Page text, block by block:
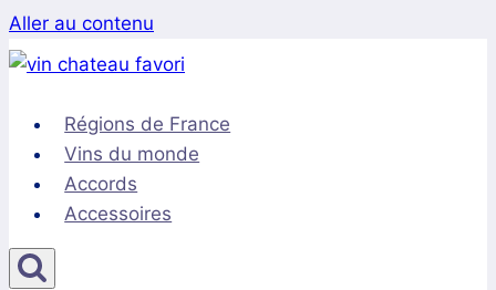
Aller au contenu
Régions de France
Vins du monde
Accords
Accessoires